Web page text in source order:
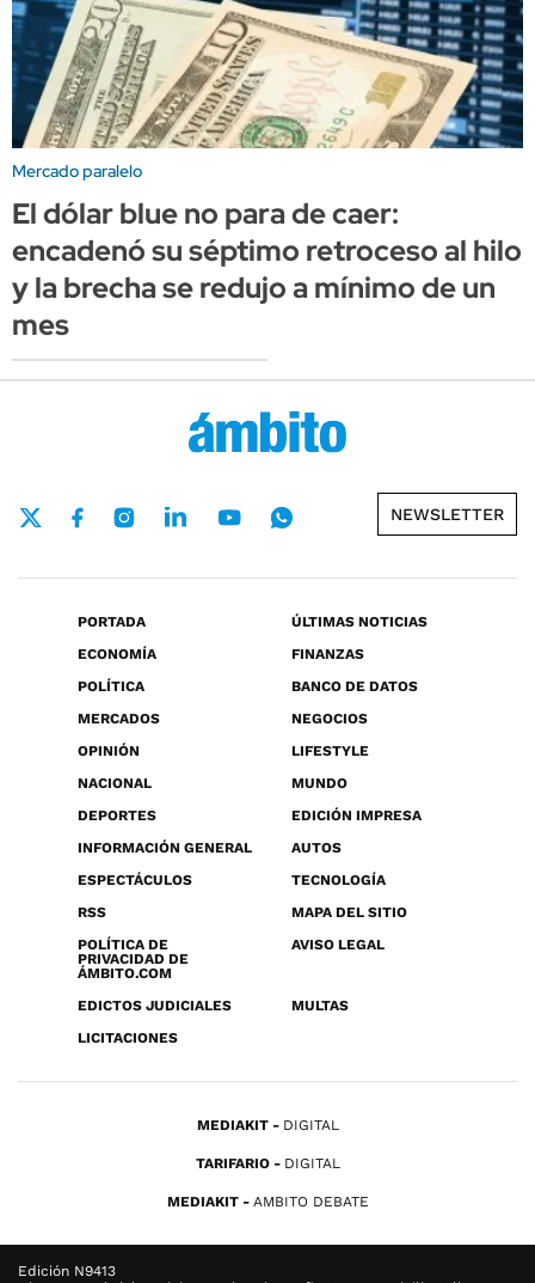
Mercado paralelo
El dólar blue no para de caer:
encadenó su séptimo retroceso al hilo
y la brecha se redujo a mínimo de un
mes
NEWSLETTER
PORTADA
ÚLTIMAS NOTICIAS
ECONOMÍA
FINANZAS
POLÍTICA
BANCO DE DATOS
MERCADOS
NEGOCIOS
OPINIÓN
LIFESTYLE
NACIONAL
MUNDO
DEPORTES
EDICIÓN IMPRESA
INFORMACIÓN GENERAL
AUTOS
ESPECTÁCULOS
TECNOLOGÍA
RSS
MAPA DEL SITIO
POLÍTICA DE
PRIVACIDAD DE
ÁMBITO.COM
AVISO LEGAL
EDICTOS JUDICIALES
MULTAS
LICITACIONES
MEDIAKIT DIGITAL
TARIFARIO DIGITAL
MEDIAKIT AMBITO DEBATE
Edición N9413